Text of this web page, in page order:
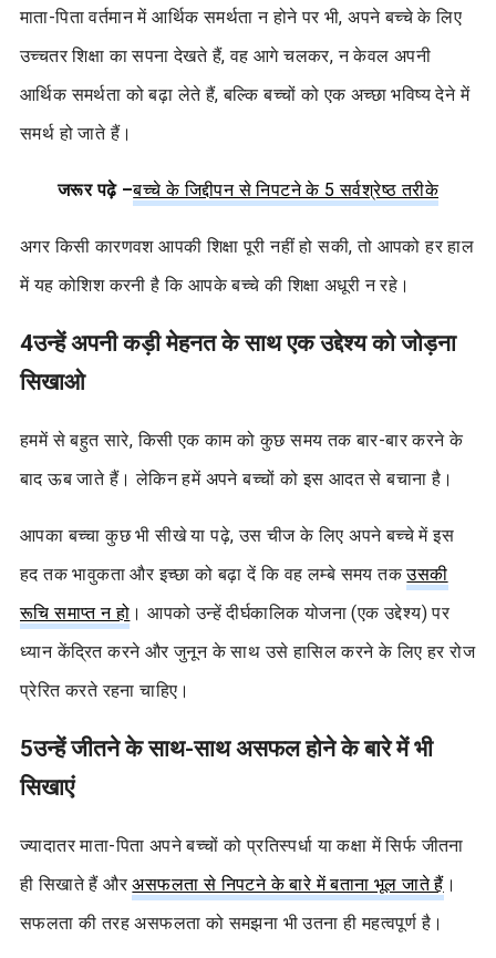
माता-पिता वर्तमान में आर्थिक समर्थता न होने पर भी, अपने बच्चे के लिए
उच्चतर शिक्षा का सपना देखते हैं, वह आगे चलकर, न केवल अपनी
आर्थिक समर्थता को बढ़ा लेते हैं, बल्कि बच्चों को एक अच्छा भविष्य देने में
समर्थ हो जाते हैं।
जरूर पढ़े –बच्चे के जिद्दीपन से निपटने के 5 सर्वश्रेष्ठ तरीके
अगर किसी कारणवश आपकी शिक्षा पूरी नहीं हो सकी, तो आपको हर हाल
में यह कोशिश करनी है कि आपके बच्चे की शिक्षा अधूरी न रहे।
4उन्हें अपनी कड़ी मेहनत के साथ एक उद्देश्य को जोड़ना
सिखाओ
हममें से बहुत सारे, किसी एक काम को कुछ समय तक बार-बार करने के
बाद ऊब जाते हैं। लेकिन हमें अपने बच्चों को इस आदत से बचाना है।
आपका बच्चा कुछ भी सीखे या पढ़े, उस चीज के लिए अपने बच्चे में इस
हद तक भावुकता और इच्छा को बढ़ा दें कि वह लम्बे समय तकउसकी
रूचि समाप्त न हो । आपको उन्हें दीर्घकालिक योजना (एक उद्देश्य) पर
ध्यान केंद्रित करने और जुनून के साथ उसे हासिल करने के लिए हर रोज
प्रेरित करते रहना चाहिए।
5उन्हें जीतने के साथ-साथ असफल होने के बारे में भी
सिखाएं
ज्यादातर माता-पिता अपने बच्चों को प्रतिस्पर्धा या कक्षा में सिर्फ जीतना
ही सिखाते हैं औरअसफलता से निपटने के बारे में बताना भूल जाते हैं।
सफलता की तरह असफलता को समझना भी उतना ही महत्वपूर्ण है।